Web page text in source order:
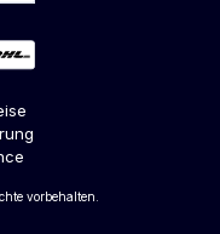
vorbehalten.